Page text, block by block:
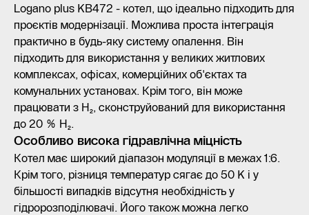
Logano plus KB472 - котел, що ідеально підходить для
проєктів модернізації. Можлива проста інтеграція
практично в будь-яку систему опалення. Він
підходить для використання у великих житлових
комплексах, офісах, комерційних об'єктах та
комунальних установах. Крім того, він може
працювати з H₂, cконструйований для використання
до 20 % H₂.
Особливо висока гідравлічна міцність
Котел має широкий діапазон модуляції в межах 1:6.
Крім того, різниця температур сягає до 50 K і у
більшості випадків відсутня необхідність у
гідророзподілювачі. Його також можна легко